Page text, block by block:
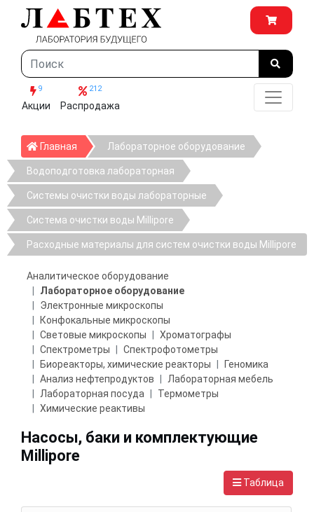
9
Акции
212
Распродажа
Главная ГлавнаяЛабораторное оборудование
Водоподготовка лабораторная
Системы очистки воды лабораторные
Система очистки воды Millipore
Расходные материалы для систем очистки воды Millipore
Аналитическое оборудование
Лабораторное оборудование
Электронные микроскопы
Конфокальные микроскопы
Световые микроскопы
Хроматографы
Спектрометры
Спектрофотометры
Биореакторы, химические реакторы
Геномика
Анализ нефтепродуктов
Лабораторная мебель
Лабораторная посуда
Термометры
Химические реактивы
Насосы, баки и комплектующие
Millipore
Таблица